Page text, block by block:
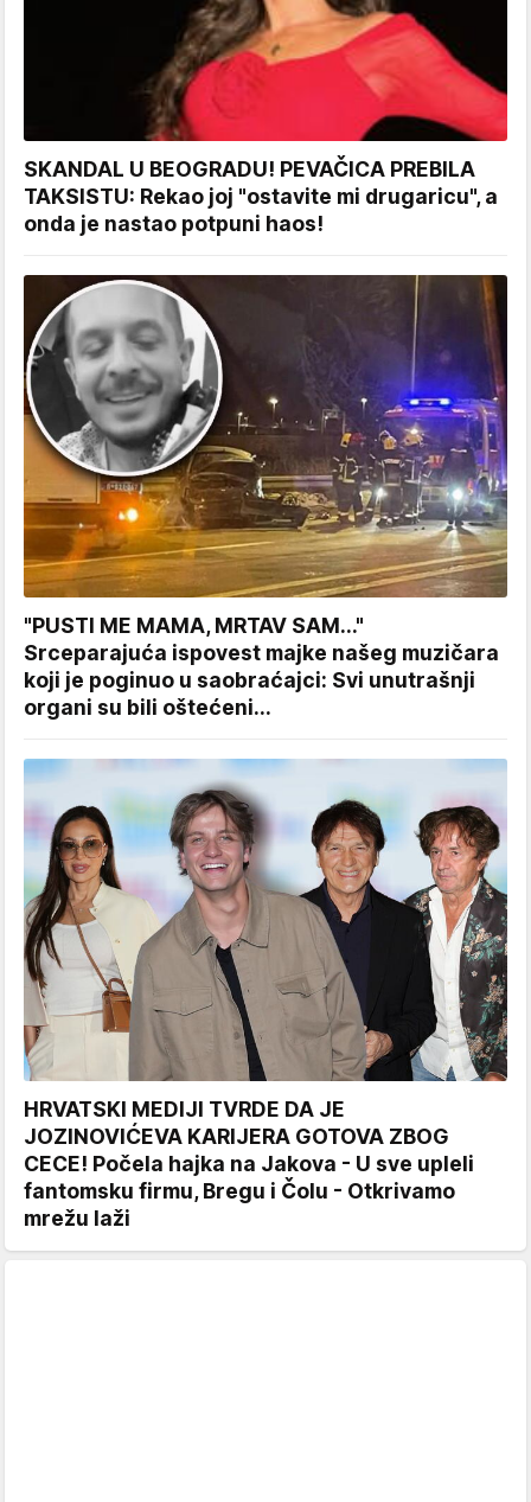
SKANDAL U BEOGRADU! PEVAČICA PREBILA
TAKSISTU: Rekao joj "ostavite mi drugaricu", a
onda je nastao potpuni haos!
"PUSTI ME MAMA, MRTAV SAM..."
Srceparajuća ispovest majke našeg muzičara
koji je poginuo u saobraćajci: Svi unutrašnji
organi su bili oštećeni...
HRVATSKI MEDIJI TVRDE DA JE
JOZINOVIĆEVA KARIJERA GOTOVA ZBOG
CECE! Počela hajka na Jakova - U sve upleli
fantomsku firmu, Bregu i Čolu - Otkrivamo
mrežu laži